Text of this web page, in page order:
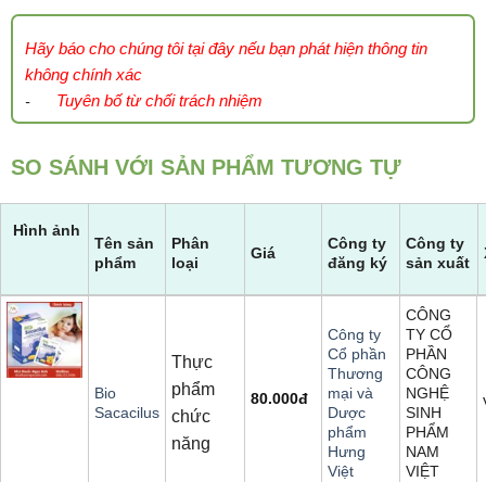
Hãy báo cho chúng tôi tại đây nếu bạn phát hiện thông tin
không chính xác
- Tuyên bố từ chối trách nhiệm
SO SÁNH VỚI SẢN PHẨM TƯƠNG TỰ
Hình ảnh
Tên sản
phẩm
Phân
loại
Giá
Công ty
đăng ký
Công ty
sản xuất
Bio
Sacacilus
Thực
phẩm
chức
năng
80.000đ
Công ty
Cổ phần
Thương
mại và
Dược
phẩm
Hưng
Việt
CÔNG
TY CỔ
PHẦN
CÔNG
NGHỆ
SINH
PHẨM
NAM
VIỆT